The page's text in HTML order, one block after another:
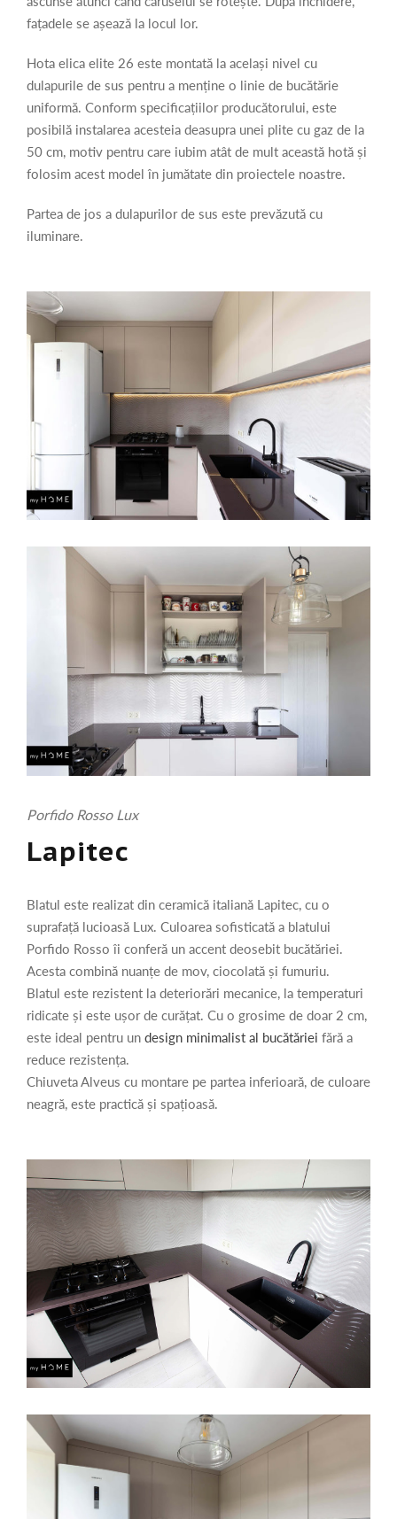
fațadele se așează la locul lor.
Hota elica elite 26 este montată la același nivel cu
dulapurile de sus pentru a menține o linie de bucătărie
uniformă. Conform specificațiilor producătorului, este
posibilă instalarea acesteia deasupra unei plite cu gaz de la
50 cm, motiv pentru care iubim atât de mult această hotă și
folosim acest model în jumătate din proiectele noastre.
Partea de jos a dulapurilor de sus este prevăzută cu
iluminare.
Porfido Rosso Lux
Lapitec
Blatul este realizat din ceramică italiană Lapitec, cu o
suprafață lucioasă Lux. Culoarea sofisticată a blatului
Porfido Rosso îi conferă un accent deosebit bucătăriei.
Acesta combină nuanțe de mov, ciocolată și fumuriu.
Blatul este rezistent la deteriorări mecanice, la temperaturi
ridicate și este ușor de curățat. Cu o grosime de doar 2 cm,
este ideal pentru un design minimalist al bucătăriei fără a
reduce rezistența.
Chiuveta Alveus cu montare pe partea inferioară, de culoare
neagră, este practică și spațioasă.